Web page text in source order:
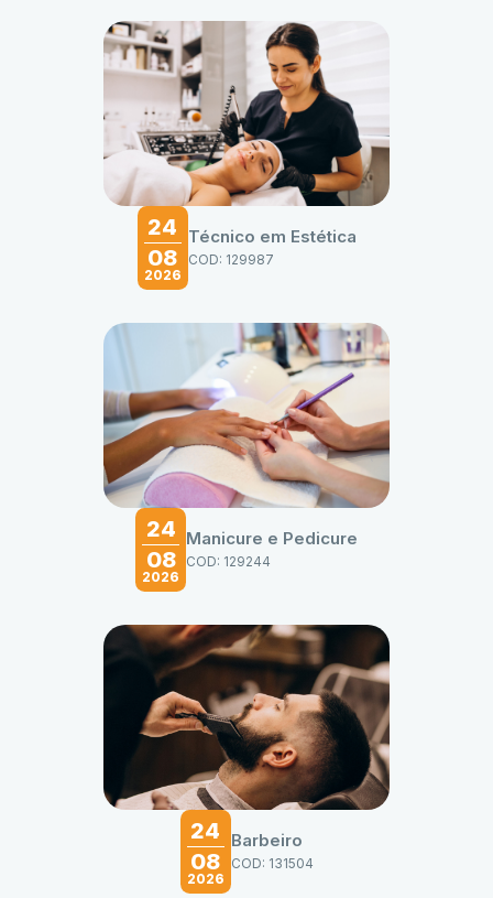
24
08
2026
Técnico em Estética
COD: 129987
24
08
2026
Manicure e Pedicure
COD: 129244
24
08
2026
Barbeiro
COD: 131504